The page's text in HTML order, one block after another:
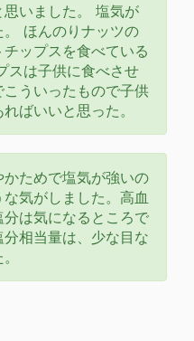
いました。 塩気が
ほんのりナッツの
ップスを食べている
スは子供に食べさせ
ういったもので子供
ばいいと思った。
ためで塩気が強いの
気がしました。高血
は気になるところで
相当量は、少な目な